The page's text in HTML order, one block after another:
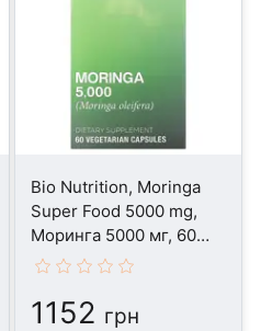
Bio Nutrition, Moringa
Super Food 5000 mg,
Моринга 5000 мг, 60
капсул
1152 грн